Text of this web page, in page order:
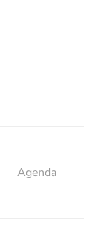
Agenda